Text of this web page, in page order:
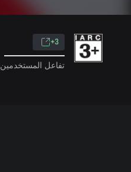
3+
تفاعل المستخدمين